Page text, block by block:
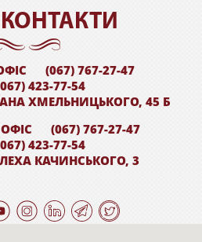
(067) 767-27-47
423-77-54
ХМЕЛЬНИЦЬКОГО, 45 Б
(067) 767-27-47
423-77-54
КАЧИНСЬКОГО, 3